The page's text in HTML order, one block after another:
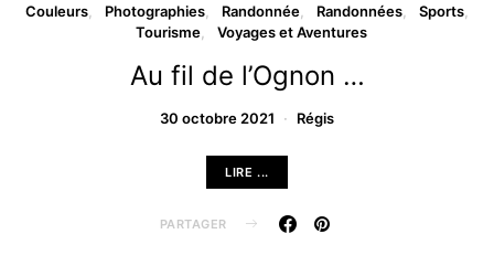
Couleurs Photographies Randonnée Randonnées
Sports
Tourisme
Voyages et Aventures
Au fil de l’Ognon …
30 octobre 2021 Régis
LIRE ...
PARTAGER